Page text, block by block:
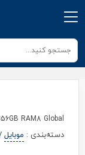
RAM8 Global
دسته‌بندی : موبایل